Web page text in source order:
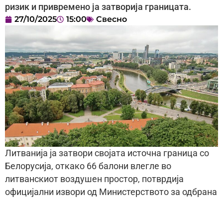
ризик и привремено ја затворија границата.
27/10/2025 15:00 Свесно
Литванија ја затвори својата источна граница со
Белорусија, откако 66 балони влегле во
литванскиот воздушен простор, потврдија
официјални извори од Министерството за одбрана